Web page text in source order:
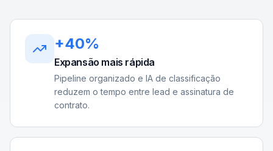
+40%
Expansão mais rápida
Pipeline organizado e IA de classificação
reduzem o tempo entre lead e assinatura de
contrato.